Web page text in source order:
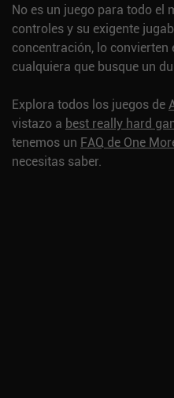
No es un juego para todo el
controles y su exigente
concentración, lo
cualquiera que busque un
Explora todos los juegos de
vistazo a best really hard
tenemos un FAQ de One
necesitas saber.